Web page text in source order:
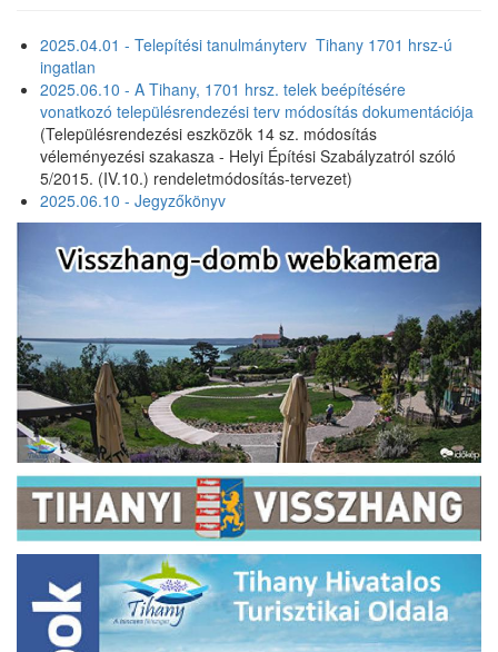
2025.04.01 - Telepítési tanulmányterv Tihany 1701 hrsz-ú
ingatlan
2025.06.10 - A Tihany, 1701 hrsz. telek beépítésére
vonatkozó településrendezési terv módosítás dokumentációja
(Településrendezési eszközök 14 sz. módosítás
véleményezési szakasza - Helyi Építési Szabályzatról szóló
5/2015. (IV.10.) rendeletmódosítás-tervezet)
2025.06.10 - Jegyzőkönyv